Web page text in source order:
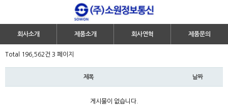
회사소개 제품소개 회사연혁 제품문의
Total 196,562건 3 페이지
제목 날짜
게시물이 없습니다.